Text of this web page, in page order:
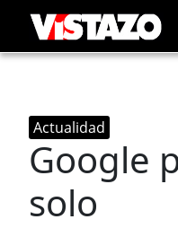
Actualidad
Google
solo